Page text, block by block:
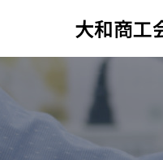
大和商工